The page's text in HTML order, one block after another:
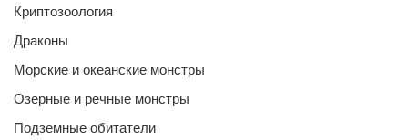
Криптозоология
Драконы
Морские и океанские монстры
Озерные и речные монстры
Подземные обитатели